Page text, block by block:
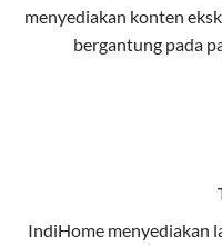
Kecepatan Tinggi
dibandingkan kabel
elektromagnetik,
menyediakan konten
bergantung pada
IndiHome menyediakan